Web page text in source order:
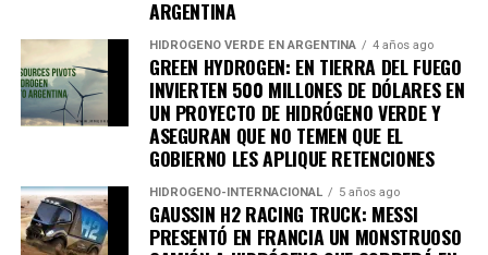
Para nosotros no es una limitante porque los
accionistas hacen más de 40 años están en Argentina y
nunca se llevaron dividendos. Los resultados se
reinvierten.
-¿Hoy otros sectores donde planeen invertir?
Tenemos en Chubut 10.000 hectáreas forestadas, con un
proyecto para procesar la madera. Ahí hay otras
ARGENTINA
HIDRÓGENO VERDE EN ARGENTINA 4 años ago
GREEN HYDROGEN: EN TIERRA DEL FUEGO
INVIERTEN 500 MILLONES DE DÓLARES EN
UN PROYECTO DE HIDRÓGENO VERDE Y
ASEGURAN QUE NO TEMEN QUE EL
GOBIERNO LES APLIQUE RETENCIONES
HIDRÓGENO-INTERNACIONAL 5 años ago
GAUSSIN H2 RACING TRUCK: MESSI
PRESENTÓ EN FRANCIA UN MONSTRUOSO